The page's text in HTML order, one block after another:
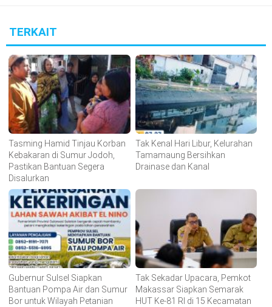
TERKAIT
Tasming Hamid Tinjau Korban
Kebakaran di Sumur Jodoh,
Pastikan Bantuan Segera
Disalurkan
Tak Kenal Hari Libur, Kelurahan
Tamamaung Bersihkan
Drainase dan Kanal
Gubernur Sulsel Siapkan
Bantuan Pompa Air dan Sumur
Bor untuk Wilayah Petanian
Tak Sekadar Upacara, Pemkot
Makassar Siapkan Semarak
HUT Ke-81 RI di 15 Kecamatan